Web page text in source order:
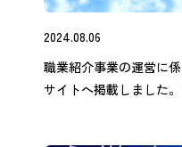
2024.08.06
職業紹介事業の運営に
サイトへ掲載しました